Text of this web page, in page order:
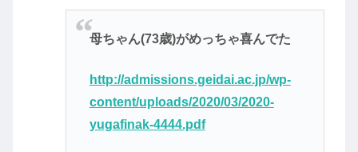
母ちゃん(73歳)がめっちゃ喜んでた
http://admissions.geidai.ac.jp/wp-
content/uploads/2020/03/2020-
yugafinak-4444.pdf